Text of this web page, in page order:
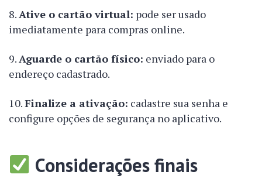
Ative o cartão virtual: pode ser usado
imediatamente para compras online.
Aguarde o cartão físico: enviado para o
endereço cadastrado.
Finalize a ativação: cadastre sua senha e
configure opções de segurança no aplicativo.
Considerações finais